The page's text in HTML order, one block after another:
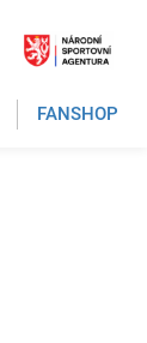
FANSHOP